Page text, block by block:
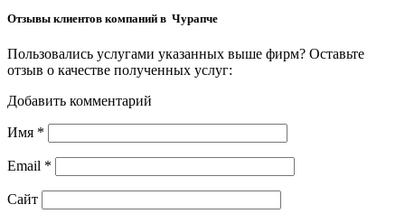
Отзывы клиентов компаний в Чурапче
Пользовались услугами указанных выше фирм? Оставьте
отзыв о качестве полученных услуг:
Добавить комментарий
Имя *
Email *
Сайт